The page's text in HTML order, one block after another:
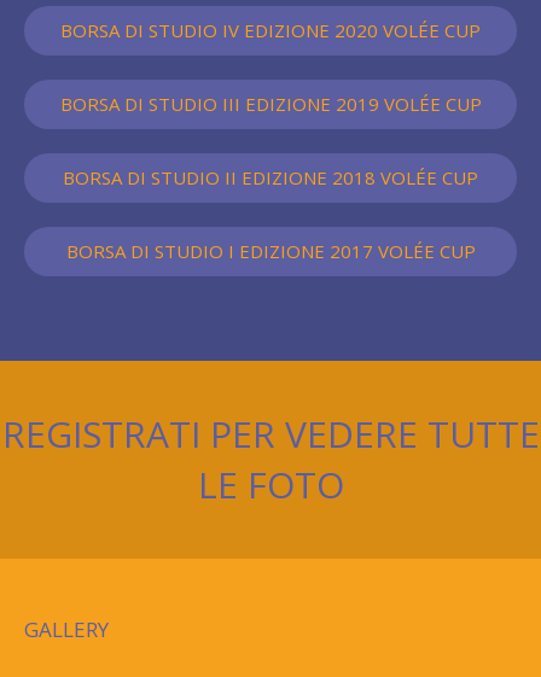
BORSA DI STUDIO IV EDIZIONE 2020 VOLÉE CUP
BORSA DI STUDIO III EDIZIONE 2019 VOLÉE CUP
BORSA DI STUDIO II EDIZIONE 2018 VOLÉE CUP
BORSA DI STUDIO I EDIZIONE 2017 VOLÉE CUP
REGISTRATI PER VEDERE TUTTE
LE FOTO
GALLERY